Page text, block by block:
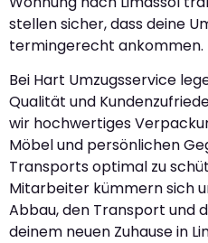
stellen sicher, dass deine
termingerecht ankommen.
Bei Hart Umzugsservice
Qualität und
wir hochwertiges
Möbel und persönlichen
Transports optimal zu
Mitarbeiter kümmern sich
Abbau, den Transport und
deinem neuen Zuhause in